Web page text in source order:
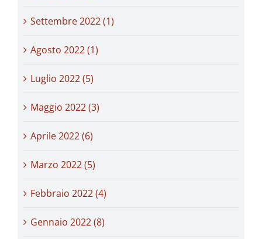
Settembre 2022 (1)
Agosto 2022 (1)
Luglio 2022 (5)
Maggio 2022 (3)
Aprile 2022 (6)
Marzo 2022 (5)
Febbraio 2022 (4)
Gennaio 2022 (8)